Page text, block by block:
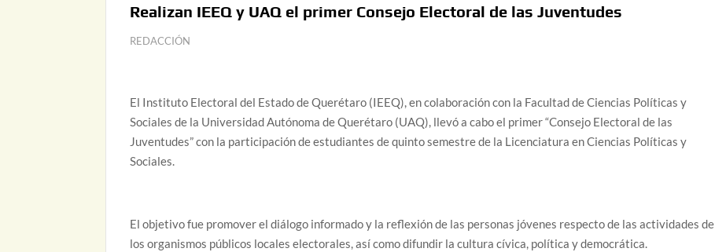
Realizan IEEQ y UAQ el primer Consejo Electoral de las Juventudes
REDACCIÓN
El Instituto Electoral del Estado de Querétaro (IEEQ), en colaboración con la Facultad de Ciencias Políticas y
Sociales de la Universidad Autónoma de Querétaro (UAQ), llevó a cabo el primer “Consejo Electoral de las
Juventudes” con la participación de estudiantes de quinto semestre de la Licenciatura en Ciencias Políticas y
Sociales.
El objetivo fue promover el diálogo informado y la reflexión de las personas jóvenes respecto de las actividades de
los organismos públicos locales electorales, así como difundir la cultura cívica, política y democrática.